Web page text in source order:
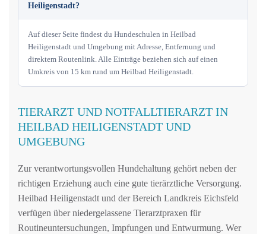
Heiligenstadt?
Auf dieser Seite findest du Hundeschulen in Heilbad
Heiligenstadt und Umgebung mit Adresse, Entfernung und
direktem Routenlink. Alle Einträge beziehen sich auf einen
Umkreis von 15 km rund um Heilbad Heiligenstadt.
TIERARZT UND NOTFALLTIERARZT IN
HEILBAD HEILIGENSTADT UND
UMGEBUNG
Zur verantwortungsvollen Hundehaltung gehört neben der
richtigen Erziehung auch eine gute tierärztliche Versorgung.
Heilbad Heiligenstadt und der Bereich Landkreis Eichsfeld
verfügen über niedergelassene Tierarztpraxen für
Routineuntersuchungen, Impfungen und Entwurmung. Wer